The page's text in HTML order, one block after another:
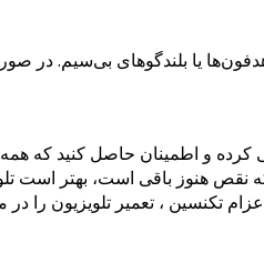
هدفون‌ها یا بلندگوهای بی‌سیم.
کرده و اطمینان حاصل کنید که
هنوز باقی است، بهتر است
تکنسین ، تعمیر تلویزیون را